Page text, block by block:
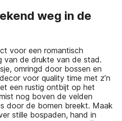
weg in de
voor een romantisch
van de drukte van de stad.
omringd door bossen en
voor quality time met z’n
een rustig ontbijt op het
nog boven de velden
door de bomen breekt. Maak
stille bospaden, hand in